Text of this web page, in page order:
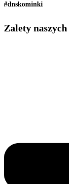
#dnskominki
Zalety naszych